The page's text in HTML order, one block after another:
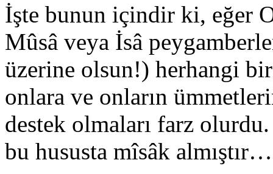
İşte bunun içindir ki, eğer
Mûsâ veya İsâ
üzerine olsun!) herhangi
onlara ve onların
destek olmaları farz
bu hususta mîsâk almıştır…